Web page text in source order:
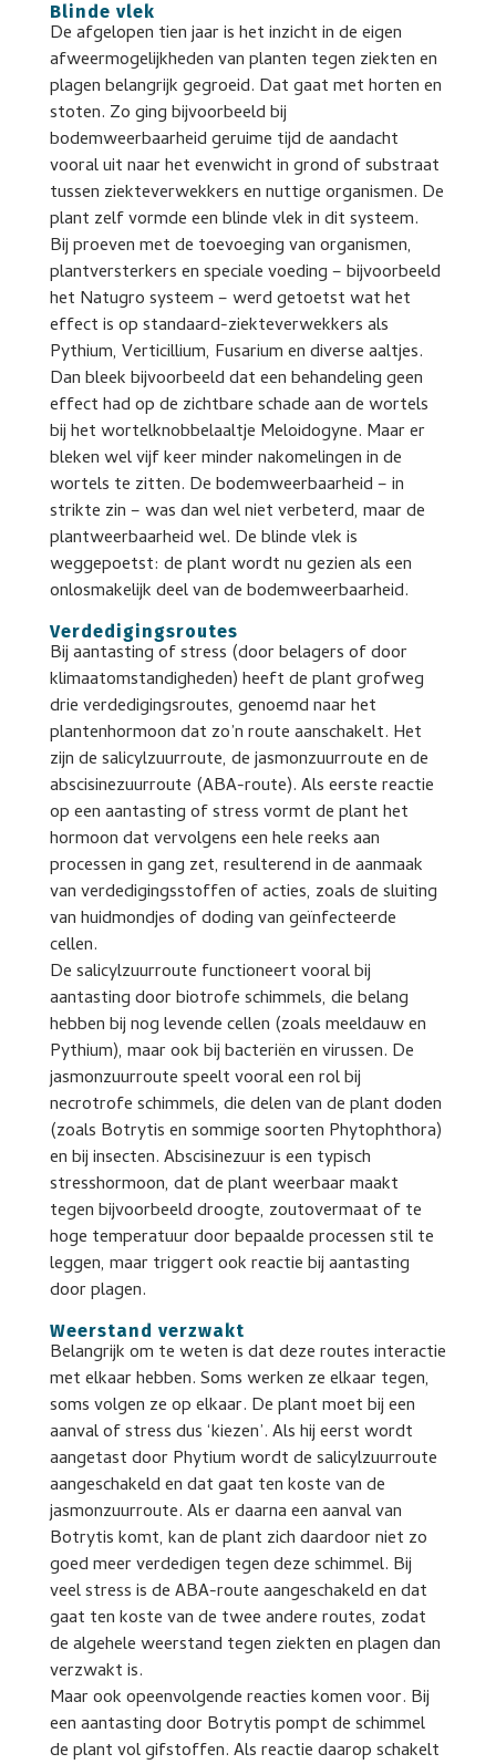
Blinde vlek
De afgelopen tien jaar is het inzicht in de eigen
afweermogelijkheden van planten tegen ziekten en
plagen belangrijk gegroeid. Dat gaat met horten en
stoten. Zo ging bijvoorbeeld bij
bodemweerbaarheid geruime tijd de aandacht
vooral uit naar het evenwicht in grond of substraat
tussen ziekteverwekkers en nuttige organismen. De
plant zelf vormde een blinde vlek in dit systeem.
Bij proeven met de toevoeging van organismen,
plantversterkers en speciale voeding – bijvoorbeeld
het Natugro systeem – werd getoetst wat het
effect is op standaard-ziekteverwekkers als
Pythium, Verticillium, Fusarium en diverse aaltjes.
Dan bleek bijvoorbeeld dat een behandeling geen
effect had op de zichtbare schade aan de wortels
bij het wortelknobbelaaltje Meloidogyne. Maar er
bleken wel vijf keer minder nakomelingen in de
wortels te zitten. De bodemweerbaarheid – in
strikte zin – was dan wel niet verbeterd, maar de
plantweerbaarheid wel. De blinde vlek is
weggepoetst: de plant wordt nu gezien als een
onlosmakelijk deel van de bodemweerbaarheid.
Verdedigingsroutes
Bij aantasting of stress (door belagers of door
klimaatomstandigheden) heeft de plant grofweg
drie verdedigingsroutes, genoemd naar het
plantenhormoon dat zo’n route aanschakelt. Het
zijn de salicylzuurroute, de jasmonzuurroute en de
abscisinezuurroute (ABA-route). Als eerste reactie
op een aantasting of stress vormt de plant het
hormoon dat vervolgens een hele reeks aan
processen in gang zet, resulterend in de aanmaak
van verdedigingsstoffen of acties, zoals de sluiting
van huidmondjes of doding van geïnfecteerde
cellen.
De salicylzuurroute functioneert vooral bij
aantasting door biotrofe schimmels, die belang
hebben bij nog levende cellen (zoals meeldauw en
Pythium), maar ook bij bacteriën en virussen. De
jasmonzuurroute speelt vooral een rol bij
necrotrofe schimmels, die delen van de plant doden
(zoals Botrytis en sommige soorten Phytophthora)
en bij insecten. Abscisinezuur is een typisch
stresshormoon, dat de plant weerbaar maakt
tegen bijvoorbeeld droogte, zoutovermaat of te
hoge temperatuur door bepaalde processen stil te
leggen, maar triggert ook reactie bij aantasting
door plagen.
Weerstand verzwakt
Belangrijk om te weten is dat deze routes interactie
met elkaar hebben. Soms werken ze elkaar tegen,
soms volgen ze op elkaar. De plant moet bij een
aanval of stress dus ‘kiezen’. Als hij eerst wordt
aangetast door Phytium wordt de salicylzuurroute
aangeschakeld en dat gaat ten koste van de
jasmonzuurroute. Als er daarna een aanval van
Botrytis komt, kan de plant zich daardoor niet zo
goed meer verdedigen tegen deze schimmel. Bij
veel stress is de ABA-route aangeschakeld en dat
gaat ten koste van de twee andere routes, zodat
de algehele weerstand tegen ziekten en plagen dan
verzwakt is.
Maar ook opeenvolgende reacties komen voor. Bij
een aantasting door Botrytis pompt de schimmel
de plant vol gifstoffen. Als reactie daarop schakelt